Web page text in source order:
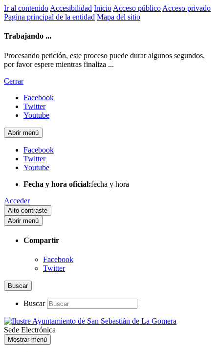
Ir al contenido Accesibilidad Inicio Acceso público Acceso privado
Pagina principal de la entidad Mapa del sitio
Trabajando ...
Procesando petición, este proceso puede durar algunos segundos,
por favor espere mientras finaliza ...
Cerrar
Facebook
Twitter
Youtube
Abrir menú
Facebook
Twitter
Youtube
Fecha y hora oficial:fecha y hora
Acceder
Alto contraste
Abrir menú
Compartir
Facebook
Twitter
Buscar
Buscar
Sede Electrónica
Mostrar menú